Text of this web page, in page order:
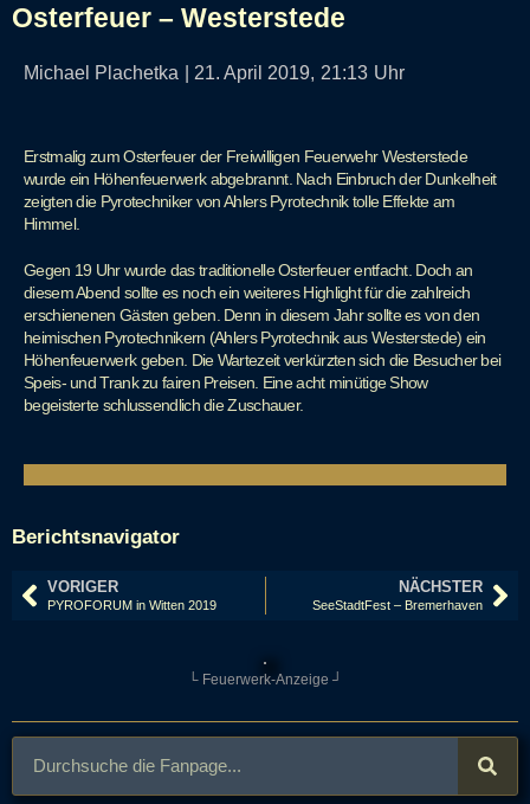
Osterfeuer – Westerstede
Michael Plachetka 21. April 2019, 21:13 Uhr
Erstmalig zum Osterfeuer der Freiwilligen Feuerwehr Westerstede
wurde ein Höhenfeuerwerk abgebrannt. Nach Einbruch der Dunkelheit
zeigten die Pyrotechniker von Ahlers Pyrotechnik tolle Effekte am
Himmel.
Gegen 19 Uhr wurde das traditionelle Osterfeuer entfacht. Doch an
diesem Abend sollte es noch ein weiteres Highlight für die zahlreich
erschienenen Gästen geben. Denn in diesem Jahr sollte es von den
heimischen Pyrotechnikern (Ahlers Pyrotechnik aus Westerstede) ein
Höhenfeuerwerk geben. Die Wartezeit verkürzten sich die Besucher bei
Speis- und Trank zu fairen Preisen. Eine acht minütige Show
begeisterte schlussendlich die Zuschauer.
Berichtsnavigator
VORIGER
PYROFORUM in Witten 2019
NÄCHSTER
SeeStadtFest – Bremerhaven
└ Feuerwerk-Anzeige ┘